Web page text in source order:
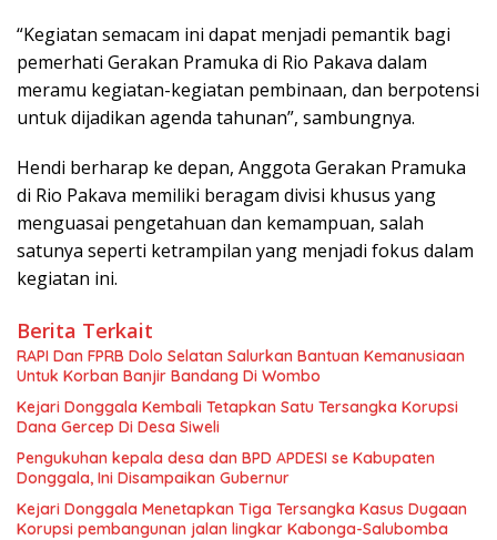
“Kegiatan semacam ini dapat menjadi pemantik bagi
pemerhati Gerakan Pramuka di Rio Pakava dalam
meramu kegiatan-kegiatan pembinaan, dan berpotensi
untuk dijadikan agenda tahunan”, sambungnya.
Hendi berharap ke depan, Anggota Gerakan Pramuka
di Rio Pakava memiliki beragam divisi khusus yang
menguasai pengetahuan dan kemampuan, salah
satunya seperti ketrampilan yang menjadi fokus dalam
kegiatan ini.
Berita Terkait
RAPI Dan FPRB Dolo Selatan Salurkan Bantuan Kemanusiaan
Untuk Korban Banjir Bandang Di Wombo
Kejari Donggala Kembali Tetapkan Satu Tersangka Korupsi
Dana Gercep Di Desa Siweli
Pengukuhan kepala desa dan BPD APDESI se Kabupaten
Donggala, Ini Disampaikan Gubernur
Kejari Donggala Menetapkan Tiga Tersangka Kasus Dugaan
Korupsi pembangunan jalan lingkar Kabonga-Salubomba